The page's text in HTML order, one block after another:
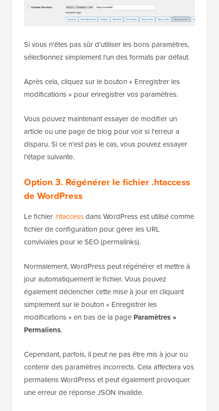
Si vous n'êtes pas sûr d'utiliser les bons paramètres,
sélectionnez simplement l'un des formats par défaut.
Après cela, cliquez sur le bouton « Enregistrer les
modifications » pour enregistrer vos paramètres.
Vous pouvez maintenant essayer de modifier un
article ou une page de blog pour voir si l'erreur a
disparu. Si ce n'est pas le cas, vous pouvez essayer
l'étape suivante.
Option 3. Régénérer le fichier .htaccess
de WordPress
Le fichier .htaccessdans WordPress est utilisé comme
fichier de configuration pour gérer les URL
conviviales pour le SEO (permalinks).
Normalement, WordPress peut régénérer et mettre à
jour automatiquement le fichier. Vous pouvez
également déclencher cette mise à jour en cliquant
simplement sur le bouton « Enregistrer les
modifications » en bas de la page Paramètres »
Permaliens.
Cependant, parfois, il peut ne pas être mis à jour ou
contenir des paramètres incorrects. Cela affectera vos
permaliens WordPress et peut également provoquer
une erreur de réponse JSON invalide.